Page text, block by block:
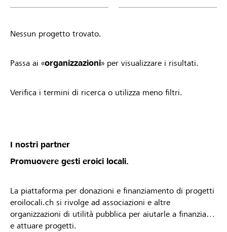
Nessun progetto trovato.
Passa ai «organizzazioni» per visualizzare i risultati.
Verifica i termini di ricerca o utilizza meno filtri.
I nostri partner
Promuovere gesti eroici locali.
La piattaforma per donazioni e finanziamento di progetti
eroilocali.ch si rivolge ad associazioni e altre
organizzazioni di utilità pubblica per aiutarle a finanziare
e attuare progetti.